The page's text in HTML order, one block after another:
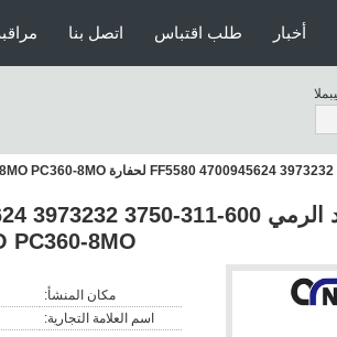
اتصل بنا طلب اقتباس أخبار
：
PC360-8MO
مكان المنشأ:
اسم العلامة التجارية: